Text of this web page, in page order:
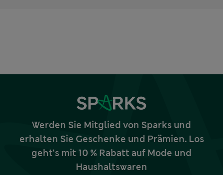
Werden Sie Mitglied von Sparks und
erhalten Sie Geschenke und Prämien. Los
geht‘s mit 10 % Rabatt auf Mode und
Haushaltswaren